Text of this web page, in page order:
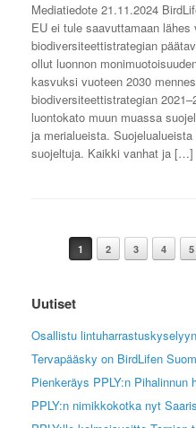
Mediatiedote 21.11.2024
EU ei tule saavuttamaan
biodiversiteettistrategian
ollut luonnon
kasvuksi vuoteen 2030
biodiversiteettistrategian
luontokato muun muassa
ja merialueista.
suojeltuja. Kaikki vanhat ja […]
Post navigation
1 2 3 4 5
Uutiset
Osallistu
Tervapääsky on BirdLifen
Pienkeräys PPLY:n Pihalinnun
PPLY:n nimikkokotka nyt